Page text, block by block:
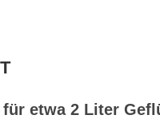
etwa 2 Liter